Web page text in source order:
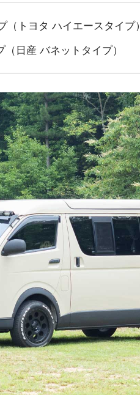
トヨタ ハイエースタイプ）
日産 バネットタイプ）